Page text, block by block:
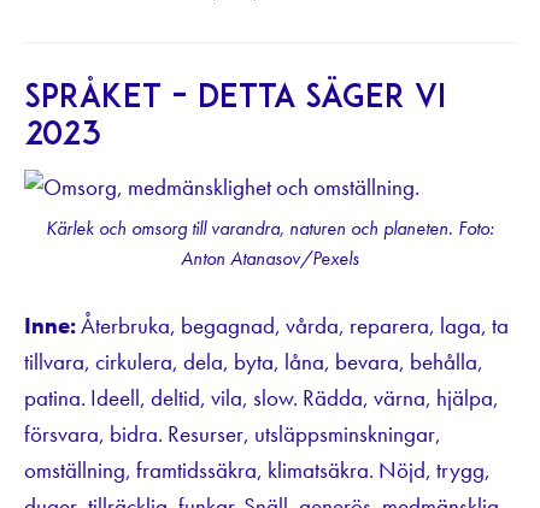
Språket – detta säger vi
2023
Kärlek och omsorg till varandra, naturen och planeten. Foto:
Anton Atanasov/Pexels
Inne:Återbruka, begagnad, vårda, reparera, laga, ta
tillvara, cirkulera, dela, byta, låna, bevara, behålla,
patina. Ideell, deltid, vila, slow. Rädda, värna, hjälpa,
försvara, bidra. Resurser, utsläppsminskningar,
omställning, framtidssäkra, klimatsäkra. Nöjd, trygg,